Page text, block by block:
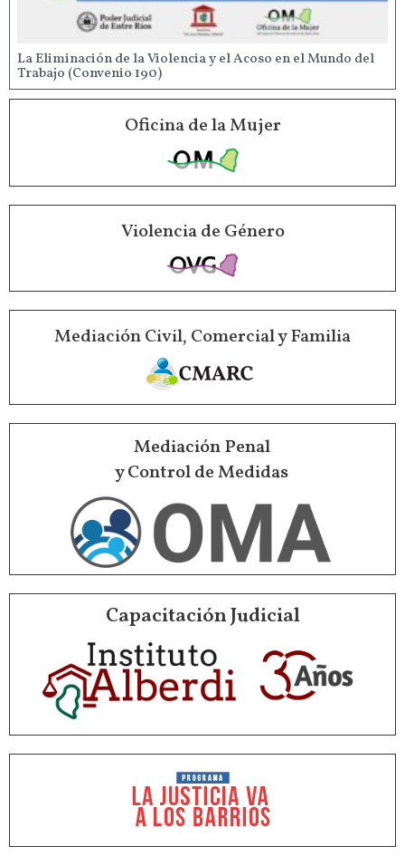
La Eliminación de la Violencia y el Acoso en el Mundo del
Trabajo (Convenio 190)
Oficina de la Mujer
Violencia de Género
Mediación Civil, Comercial y Familia
Mediación Penal
y Control de Medidas
Capacitación Judicial